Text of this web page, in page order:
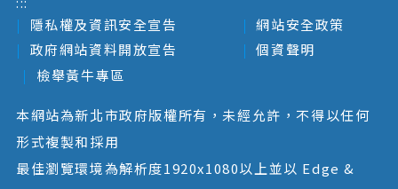
隱私權及資訊安全宣告
網站安全政策
政府網站資料開放宣告
個資聲明
檢舉黃牛專區
本網站為新北市政府版權所有，未經允許，不得以任何
形式複製和採用
最佳瀏覽環境為解析度1920x1080以上並以 Edge &